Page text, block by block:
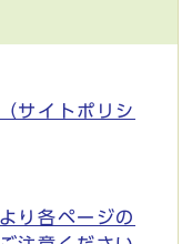
サイトポリシ
り各ページの